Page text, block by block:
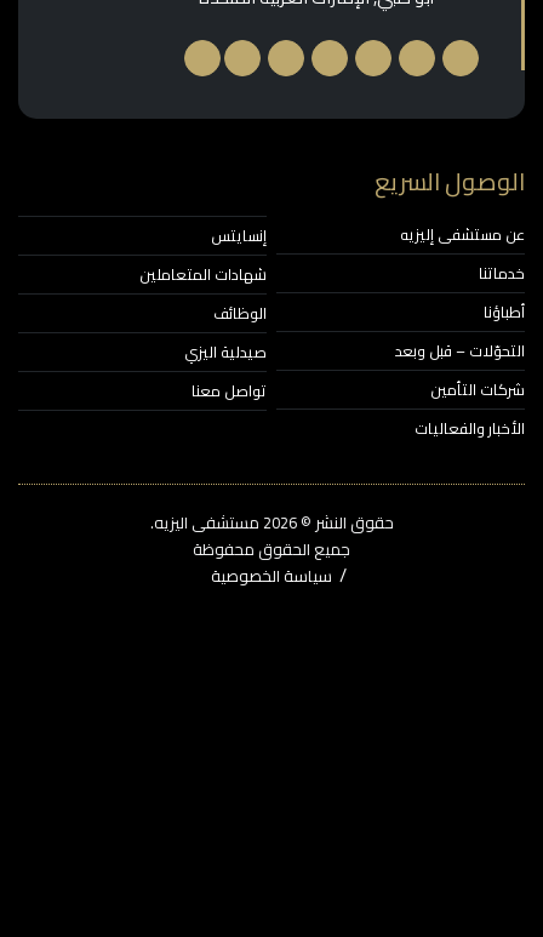
السريع
إليزيه
– قبل وبعد
التأمين
والفعاليات
إنسايتس
شهادات المتعاملين
الوظائف
صيدلية اليزي
تواصل معنا
حقوق النشر © 2026‎ مستشفى اليزيه.
جميع الحقوق محفوظة
سياسة الخصوصية